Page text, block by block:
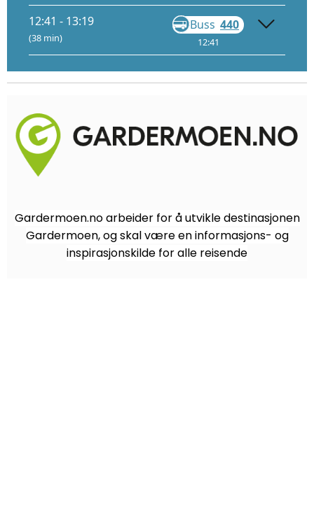
12:41 - 13:19
(38 min)
Buss 440
12:41
Gardermoen.no arbeider for å utvikle destinasjonen
Gardermoen, og skal være en informasjons- og
inspirasjonskilde for alle reisende